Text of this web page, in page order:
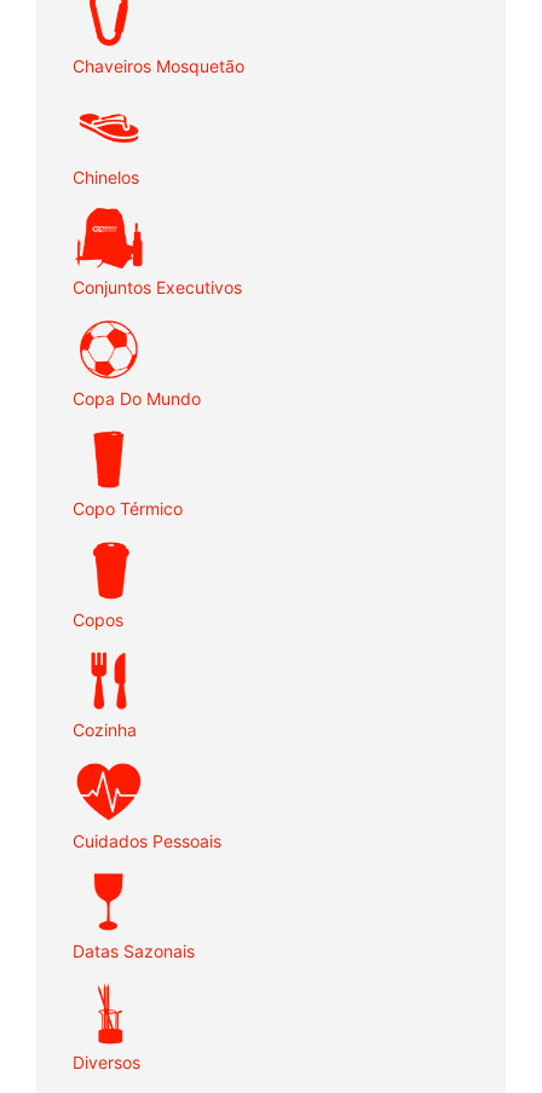
Chaveiros Mosquetão
Chinelos
Conjuntos Executivos
Copa Do Mundo
Copo Térmico
Copos
Cozinha
Cuidados Pessoais
Datas Sazonais
Diversos